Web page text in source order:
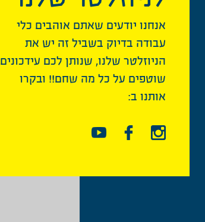
אנחנו יודעים שאתם אוהבים כלי
עבודה בדיוק בשביל זה יש את
הניוזלטר שלנו, שנותן לכם עידכונים
שוטפים על כל מה שחם!! ובקרו
אותנו ב: